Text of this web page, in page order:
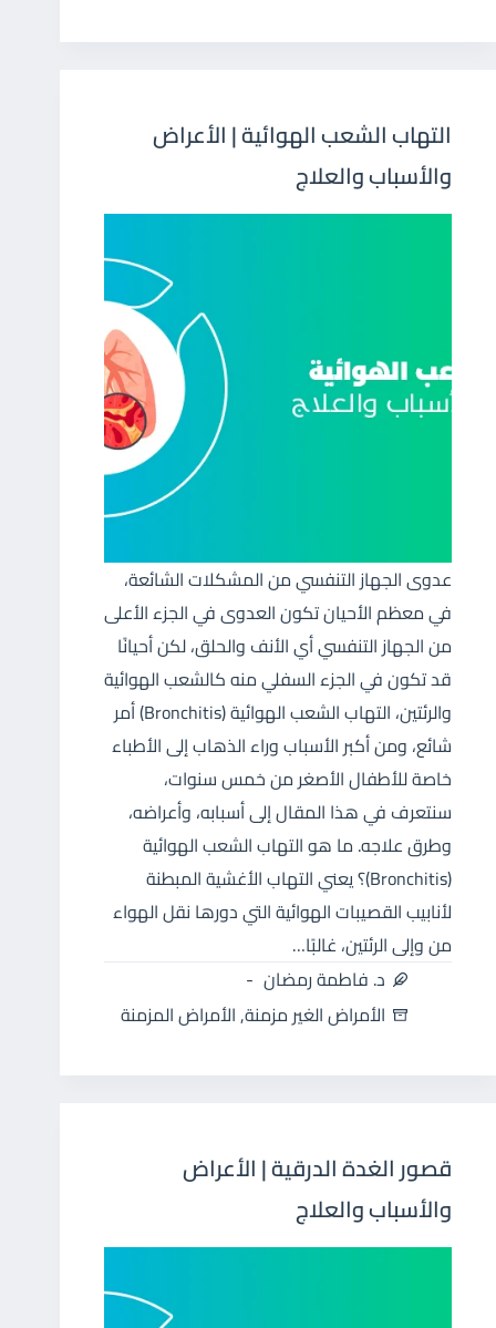
التهاب الشعب الهوائية | الأعراض
والأسباب والعلاج
عدوى الجهاز التنفسي من المشكلات الشائعة،
في معظم الأحيان تكون العدوى في الجزء الأعلى
من الجهاز التنفسي أي الأنف والحلق، لكن أحيانًا
قد تكون في الجزء السفلي منه كالشعب الهوائية
والرئتين، التهاب الشعب الهوائية (Bronchitis) أمر
شائع، ومن أكبر الأسباب وراء الذهاب إلى الأطباء
خاصة للأطفال الأصغر من خمس سنوات،
سنتعرف في هذا المقال إلى أسبابه، وأعراضه،
وطرق علاجه. ما هو التهاب الشعب الهوائية
(Bronchitis)؟ يعني التهاب الأغشية المبطنة
لأنابيب القصيبات الهوائية التي دورها نقل الهواء
من وإلى الرئتين، غالبًا…
د. فاطمة رمضان
الأمراض الغير مزمنة,الأمراض المزمنة
قصور الغدة الدرقية | الأعراض
والأسباب والعلاج